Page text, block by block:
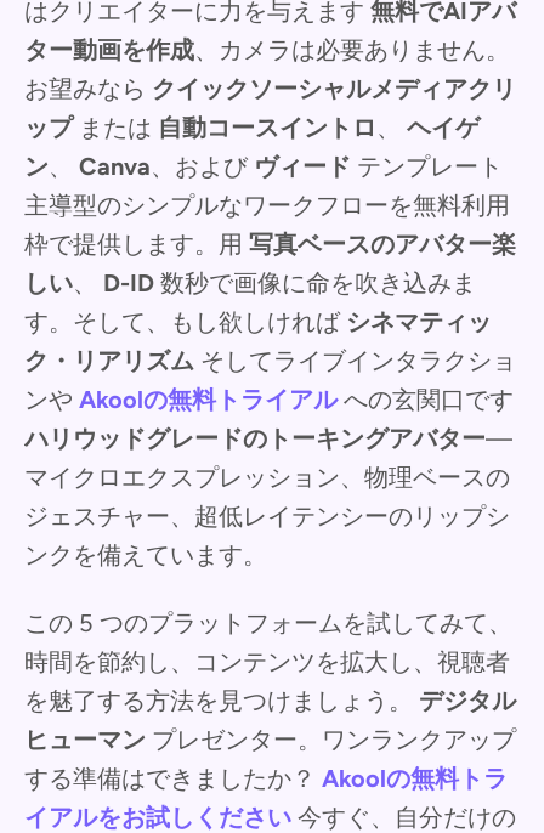
はクリエイターに力を与えます 無料でAIアバ
ター動画を作成、カメラは必要ありません。
お望みなら クイックソーシャルメディアクリ
ップまたは 自動コースイントロ 、 ヘイゲ
ン、 Canva、および ヴィード テンプレート
主導型のシンプルなワークフローを無料利用
枠で提供します。用 写真ベースのアバター楽
しい、 D-ID 数秒で画像に命を吹き込みま
す。そして、もし欲しければ シネマティッ
ク・リアリズム そしてライブインタラクショ
ンや Akoolの無料トライアルへの玄関口です
ハリウッドグレードのトーキングアバター—
マイクロエクスプレッション、物理ベースの
ジェスチャー、超低レイテンシーのリップシ
ンクを備えています。
この 5 つのプラットフォームを試してみて、
時間を節約し、コンテンツを拡大し、視聴者
を魅了する方法を見つけましょう。 デジタル
ヒューマン プレゼンター。ワンランクアップ
する準備はできましたか？ Akoolの無料トラ
イアルをお試しください 今すぐ、自分だけの